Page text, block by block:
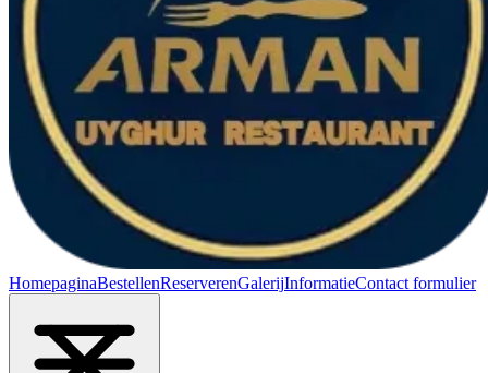
HomepaginaBestellenReserverenGalerijInformatieContact formulier